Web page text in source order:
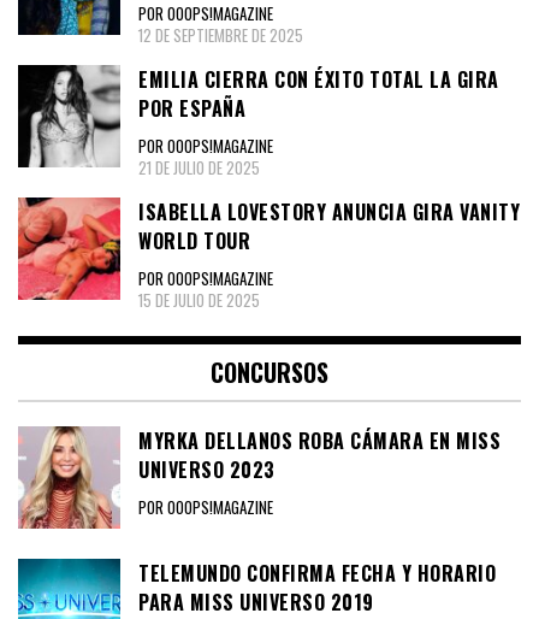
POR OOOPS!MAGAZINE
12 DE SEPTIEMBRE DE 2025
EMILIA CIERRA CON ÉXITO TOTAL LA GIRA
POR ESPAÑA
POR OOOPS!MAGAZINE
21 DE JULIO DE 2025
ISABELLA LOVESTORY ANUNCIA GIRA VANITY
WORLD TOUR
POR OOOPS!MAGAZINE
15 DE JULIO DE 2025
CONCURSOS
MYRKA DELLANOS ROBA CÁMARA EN MISS
UNIVERSO 2023
POR OOOPS!MAGAZINE
TELEMUNDO CONFIRMA FECHA Y HORARIO
PARA MISS UNIVERSO 2019